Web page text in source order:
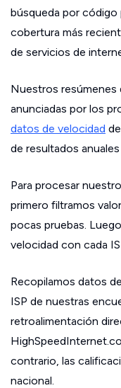
búsqueda por
cobertura más
de servicios de
Nuestros resúmenes
anunciadas por los
datos de velocidad
de resultados
Para procesar
primero filtramos
pocas pruebas.
velocidad con cada
Recopilamos datos
ISP de nuestras
retroalimentación
contrario, las
nacional.